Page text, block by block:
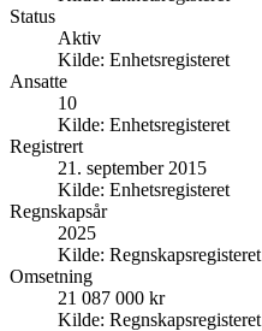
Status
Aktiv
Kilde: Enhetsregisteret
Ansatte
10
Kilde: Enhetsregisteret
Registrert
21. september 2015
Kilde: Enhetsregisteret
Regnskapsår
2025
Kilde: Regnskapsregisteret
Omsetning
21 087 000 kr
Kilde: Regnskapsregisteret